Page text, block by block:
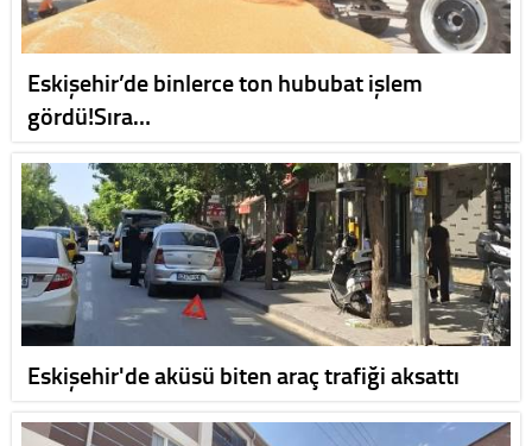
Eskişehir’de binlerce ton hububat işlem
gördü!Sıra…
Eskişehir'de aküsü biten araç trafiği aksattı